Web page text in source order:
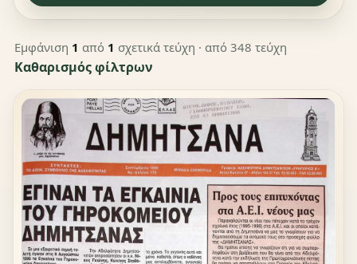
Εμφάνιση 1 από 1 σχετικά τεύχη · από 348 τεύχη
Καθαρισμός φίλτρων